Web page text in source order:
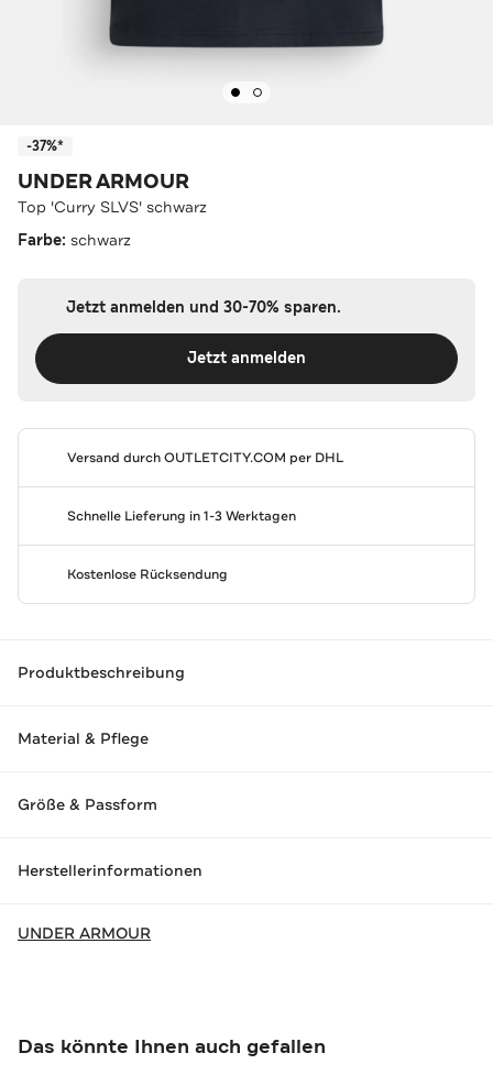
-37%*
UNDER ARMOUR
Top 'Curry SLVS' schwarz
Farbe: schwarz
Jetzt anmelden und 30-70% sparen.
Jetzt anmelden
Versand durchOUTLETCITY.COM per DHL
Schnelle Lieferung in 1-3 Werktagen
Kostenlose Rücksendung
Produktbeschreibung
Material & Pflege
Größe & Passform
Herstellerinformationen
UNDER ARMOUR
Das könnte Ihnen auch gefallen